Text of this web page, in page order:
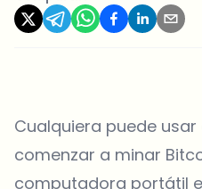
Cualquiera puede
comenzar a minar
computadora portátil